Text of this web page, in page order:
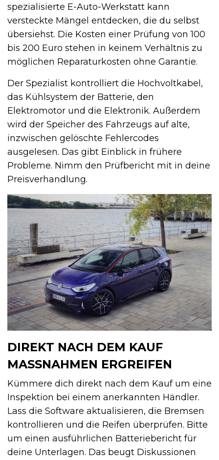
spezialisierte E-Auto-Werkstatt kann
versteckte Mängel entdecken, die du selbst
übersiehst. Die Kosten einer Prüfung von 100
bis 200 Euro stehen in keinem Verhältnis zu
möglichen Reparaturkosten ohne Garantie.
Der Spezialist kontrolliert die Hochvoltkabel,
das Kühlsystem der Batterie, den
Elektromotor und die Elektronik. Außerdem
wird der Speicher des Fahrzeugs auf alte,
inzwischen gelöschte Fehlercodes
ausgelesen. Das gibt Einblick in frühere
Probleme. Nimm den Prüfbericht mit in deine
Preisverhandlung.
DIREKT NACH DEM KAUF
MASSNAHMEN ERGREIFEN
Kümmere dich direkt nach dem Kauf um eine
Inspektion bei einem anerkannten Händler.
Lass die Software aktualisieren, die Bremsen
kontrollieren und die Reifen überprüfen. Bitte
um einen ausführlichen Batteriebericht für
deine Unterlagen. Das beugt Diskussionen